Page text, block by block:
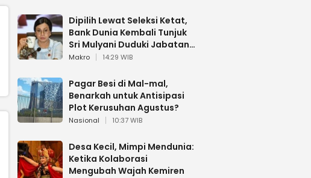
Dipilih Lewat Seleksi Ketat,
Bank Dunia Kembali Tunjuk
Sri Mulyani Duduki Jabatan
Strategis
Makro 14:29 WIB
Pagar Besi di Mal-mal,
Benarkah untuk Antisipasi
Plot Kerusuhan Agustus?
Nasional 10:37 WIB
Desa Kecil, Mimpi Mendunia:
Ketika Kolaborasi
Mengubah Wajah Kemiren